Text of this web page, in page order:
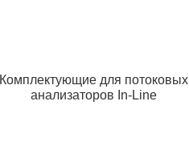
Комплектующие для потоковых
анализаторов In-Line